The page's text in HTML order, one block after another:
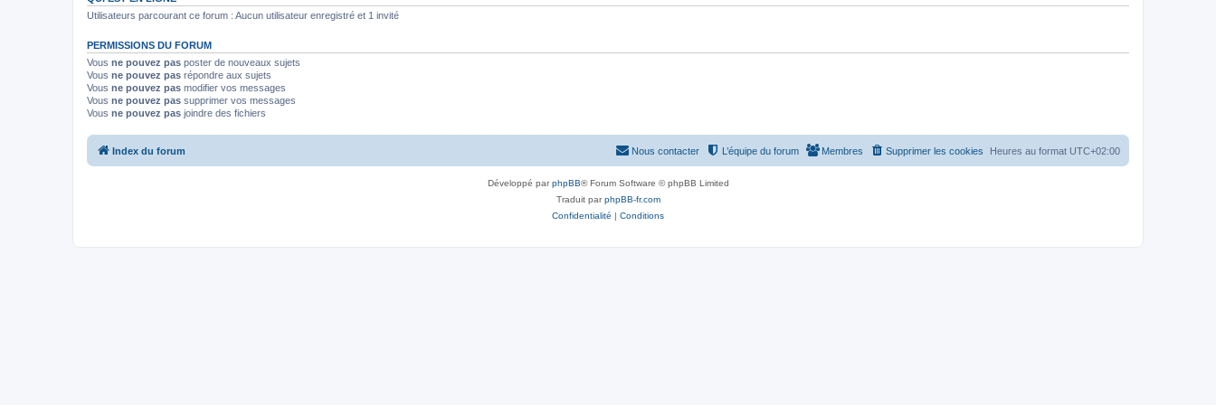
Utilisateurs parcourant ce forum : Aucun utilisateur enregistré et 1 invité
PERMISSIONS DU FORUM
Vous ne pouvez pas poster de nouveaux sujets
Vous ne pouvez pas répondre aux sujets
Vous ne pouvez pas modifier vos messages
Vous ne pouvez pas supprimer vos messages
Vous ne pouvez pas joindre des fichiers
Index du forum Heures au format UTC+02:00
Supprimer les cookies
Membres
L’équipe du forum
Nous contacter
Développé parphpBB® Forum Software © phpBB Limited
Traduit parphpBB-fr.com
Confidentialité | Conditions